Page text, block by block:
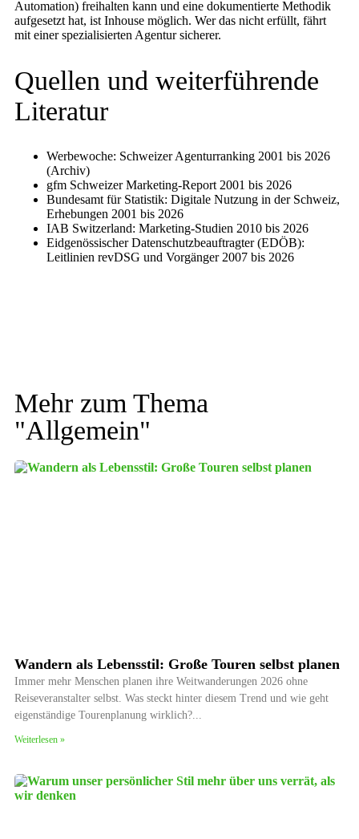
Automation) freihalten kann und eine dokumentierte Methodik
aufgesetzt hat, ist Inhouse möglich. Wer das nicht erfüllt, fährt
mit einer spezialisierten Agentur sicherer.
Quellen und weiterführende
Literatur
Werbewoche: Schweizer Agenturranking 2001 bis 2026
(Archiv)
gfm Schweizer Marketing-Report 2001 bis 2026
Bundesamt für Statistik: Digitale Nutzung in der Schweiz,
Erhebungen 2001 bis 2026
IAB Switzerland: Marketing-Studien 2010 bis 2026
Eidgenössischer Datenschutzbeauftragter (EDÖB):
Leitlinien revDSG und Vorgänger 2007 bis 2026
Mehr zum Thema
"Allgemein"
Wandern als Lebensstil: Große Touren selbst planen
Immer mehr Menschen planen ihre Weitwanderungen 2026 ohne
Reiseveranstalter selbst. Was steckt hinter diesem Trend und wie geht
eigenständige Tourenplanung wirklich?
Weiterlesen »